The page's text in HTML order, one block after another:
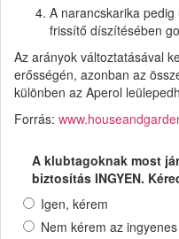
A narancskarika
frissítő díszítésében
Az arányok változtatásával
erősségén, azonban az
különben az Aperol
Forrás:
A klubtagoknak most
biztosítás INGYEN.
Igen, kérem
Nem kérem az